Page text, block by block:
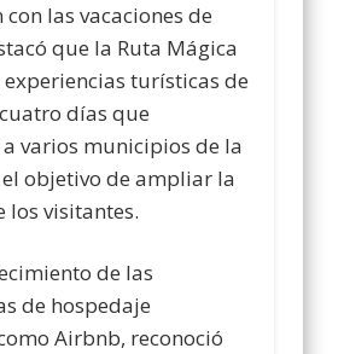
con las vacaciones de
que la Ruta Mágica
turísticas de
días que
varios municipios de la
objetivo de ampliar la
los visitantes.
de las
de hospedaje
Airbnb, reconoció